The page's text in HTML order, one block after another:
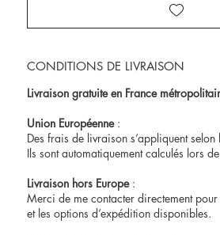
CONDITIONS DE LIVRAISON
Livraison gratuite en France
Union Européenne:
Des frais de livraison s’appliquent
Ils sont automatiquement calculés lors
Livraison hors Europe:
Merci de me contacter directement
et les options d’expédition disponibles.